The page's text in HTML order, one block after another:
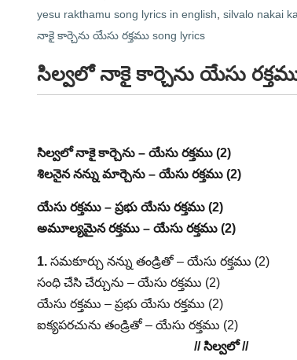
yesu rakthamu song lyrics in english silvalo nakai
నాకై కార్చెను యేసు రక్తము song lyrics
సిల్వలో నాకై కార్చెను యేసు
సిల్వలో నాకై కార్చెను – యేసు రక్తము (2)
శిలనైన నన్ను మార్చెను – యేసు రక్తము (2)
యేసు రక్తము – ప్రభు యేసు రక్తము (2)
అమూల్యమైన రక్తము – యేసు రక్తము (2)
1. సమకూర్చు నన్ను తండ్రితో – యేసు రక్తము (2)
సంధి చేసి చేర్చును – యేసు రక్తము (2)
యేసు రక్తము – ప్రభు యేసు రక్తము (2)
ఐక్యపరచును తండ్రితో – యేసు రక్తము (2)
// సిల్వలో //